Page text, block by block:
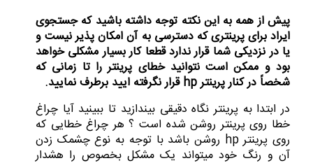
پیش از همه به این نکته توجه داشته باشید که جستجوی
ایراد برای پرینتری که دسترسی به آن امکان پذیر نیست و
یا در نزدیکی شما قرار ندارد قطعا کار بسیار مشکلی خواهد
بود و ممکن است نتوانید خطای پرینتر را تا زمانی که
شخصاً در کنار پرینتر hp قرار نگرفته ایید برطرف نمایید.
در ابتدا به پرینتر نگاه دقیقی بیندازید تا ببینید آیا چراغ
خطا روی پرینتر روشن شده است ؟ هر چراغ خطایی که
روی پرینتر hp روشن باشد با توجه به نوع چشمک زدن
آن و رنگ خود میتواند یک مشکل بخصوص را هشدار